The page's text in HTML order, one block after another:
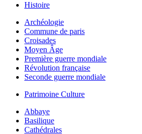
Histoire
Archéologie
Commune de paris
Croisades
Moyen Âge
Première guerre mondiale
Révolution française
Seconde guerre mondiale
Patrimoine Culture
Abbaye
Basilique
Cathédrales